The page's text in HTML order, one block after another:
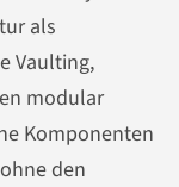
als
Vaulting,
modular
Komponenten
den